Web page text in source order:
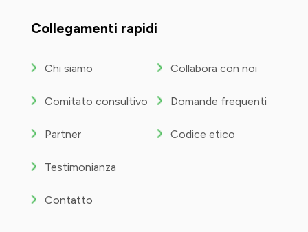
Collegamenti rapidi
Chi siamo
Comitato consultivo
Partner
Testimonianza
Contatto
Collabora con noi
Domande frequenti
Codice etico